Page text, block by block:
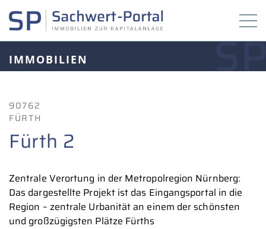
IMMOBILIEN
90762
FÜRTH
Fürth 2
Zentrale Verortung in der Metropolregion Nürnberg:
Das dargestellte Projekt ist das Eingangsportal in die
Region – zentrale Urbanität an einem der schönsten
und großzügigsten Plätze Fürths